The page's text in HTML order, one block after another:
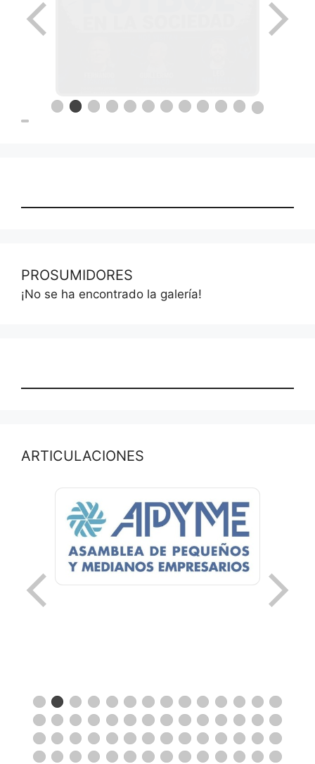
PROSUMIDORES
¡No se ha encontrado la galería!
ARTICULACIONES